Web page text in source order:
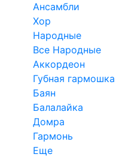
Ансамбли
Хор
Народные
Все Народные
Аккордеон
Губная гармошка
Баян
Балалайка
Домра
Гармонь
Еще